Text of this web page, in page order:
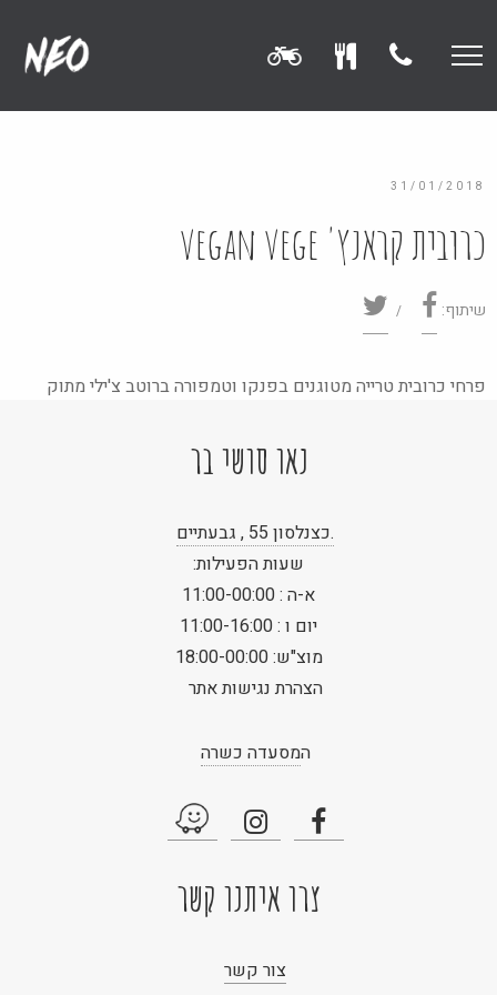
31/01/2018
כרובית קראנץ' vegan vege
שיתוף:
פרחי כרובית טרייה מטוגנים בפנקו וטמפורה ברוטב צ'ילי מתוק
נאו סושי בר
.כצנלסון 55 , גבעתיים
שעות הפעילות:
א-ה : 11:00-00:00
יום ו : 11:00-16:00
מוצ"ש: 18:00-00:00
הצהרת נגישות אתר
המסעדה כשרה
צרו איתנו קשר
צור קשר